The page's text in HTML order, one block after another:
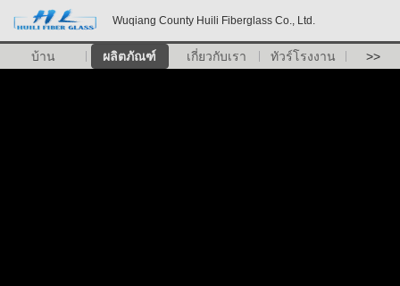
Wuqiang County Huili Fiberglass Co., Ltd.
บ้าน ผลิตภัณฑ์ เกี่ยวกับเรา ทัวร์โรงงาน >>